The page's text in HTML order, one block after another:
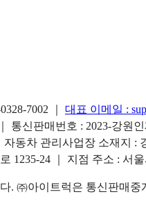
7002 대표 이메일 :
｜ 통신판매번호 : 2023-강원
자동차 관리사업장 소재지 :
1235-24 ｜ 지점 주소 : 서
. ㈜아이트럭은 통신판매